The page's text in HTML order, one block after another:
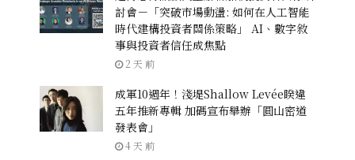
討會－「突破市場動盪: 如何在人工智能
時代建構投資者關係策略」 AI、數字敘
事與投資者信任成焦點
2 天 前
成軍10週年！淺堤Shallow Levée睽違
五年推新專輯 加碼宣布舉辦「圓山密道
發表會」
4 天 前